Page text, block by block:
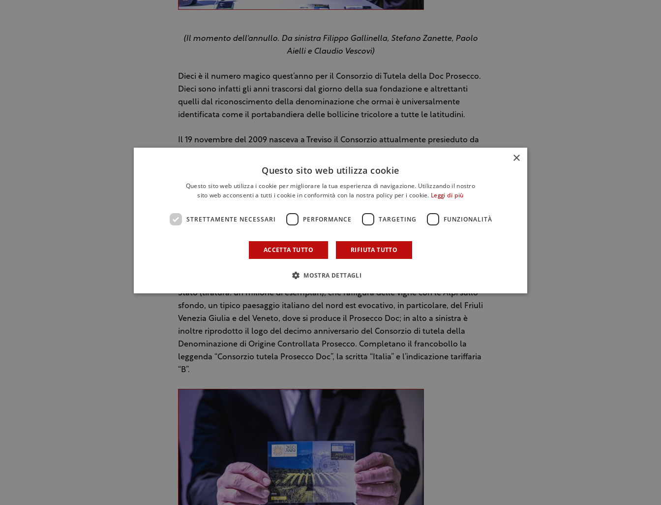
(Il momento dell'annullo. Da sinistra Filippo Gallinella, Stefano Zanette, Paolo
Aielli e Claudio Vescovi)
Dieci è il numero magico quest’anno per il Consorzio di Tutela della Doc Prosecco.
Dieci sono infatti gli anni trascorsi dal giorno della sua fondazione e altrettanti
quelli dal riconoscimento della denominazione che ormai è universalmente
identificata come il portabandiera delle bollicine tricolore a tutte le latitudini.
Il 19 novembre del 2009 nasceva a Treviso il Consorzio attualmente presieduto da
Prosecco come Denominazione di Origine Controllata, avviando un inarrestabile
milioni di bottiglie per un valore pari a 2,4 miliardi di euro. E che proprio nel
ambasciatore del made in Italy enoico entrando nel novero delle “Eccellenze del
Prosecco: una carta-valore postale, stampata dall’Istituto Poligrafico e Zecca dello
Stato (tiratura: un milione di esemplari), che raffigura delle vigne con le Alpi sullo
sfondo, un tipico paesaggio italiano del nord est evocativo, in particolare, del Friuli
Venezia Giulia e del Veneto, dove si produce il Prosecco Doc; in alto a sinistra è
inoltre riprodotto il logo del decimo anniversario del Consorzio di tutela della
Denominazione di Origine Controllata Prosecco. Completano il francobollo la
leggenda “Consorzio tutela Prosecco Doc”, la scritta “Italia” e l’indicazione tariffaria
“B”.
×
Questo sito web utilizza cookie
Questo sito web utilizza i cookie per migliorare la tua esperienza di navigazione. Utilizzando il nostro
sito web acconsenti a tutti i cookie in conformità con la nostra policy per i cookie. Leggi di più
STRETTAMENTE NECESSARI PERFORMANCE TARGETING FUNZIONALITÀ
ACCETTA TUTTO RIFIUTA TUTTO
MOSTRA DETTAGLI